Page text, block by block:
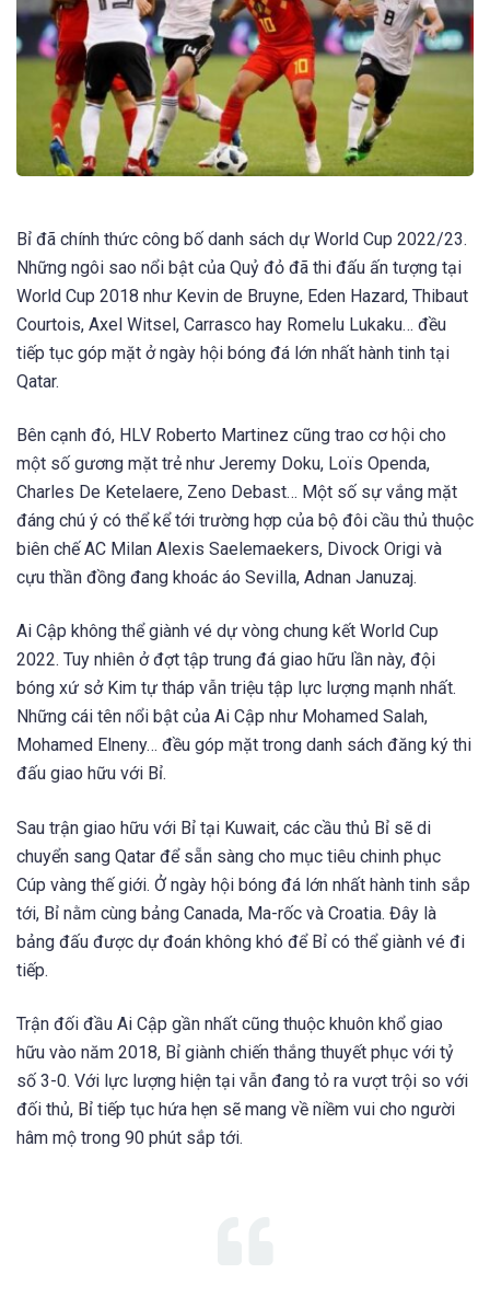
Bỉ đã chính thức công bố danh sách dự World Cup 2022/23.
Những ngôi sao nổi bật của Quỷ đỏ đã thi đấu ấn tượng tại
World Cup 2018 như Kevin de Bruyne, Eden Hazard, Thibaut
Courtois, Axel Witsel, Carrasco hay Romelu Lukaku… đều
tiếp tục góp mặt ở ngày hội bóng đá lớn nhất hành tinh tại
Qatar.
Bên cạnh đó, HLV Roberto Martinez cũng trao cơ hội cho
một số gương mặt trẻ như Jeremy Doku, Loïs Openda,
Charles De Ketelaere, Zeno Debast… Một số sự vắng mặt
đáng chú ý có thể kể tới trường hợp của bộ đôi cầu thủ thuộc
biên chế AC Milan Alexis Saelemaekers, Divock Origi và
cựu thần đồng đang khoác áo Sevilla, Adnan Januzaj.
Ai Cập không thể giành vé dự vòng chung kết World Cup
2022. Tuy nhiên ở đợt tập trung đá giao hữu lần này, đội
bóng xứ sở Kim tự tháp vẫn triệu tập lực lượng mạnh nhất.
Những cái tên nổi bật của Ai Cập như Mohamed Salah,
Mohamed Elneny… đều góp mặt trong danh sách đăng ký thi
đấu giao hữu với Bỉ.
Sau trận giao hữu với Bỉ tại Kuwait, các cầu thủ Bỉ sẽ di
chuyển sang Qatar để sẵn sàng cho mục tiêu chinh phục
Cúp vàng thế giới. Ở ngày hội bóng đá lớn nhất hành tinh sắp
tới, Bỉ nằm cùng bảng Canada, Ma-rốc và Croatia. Đây là
bảng đấu được dự đoán không khó để Bỉ có thể giành vé đi
tiếp.
Trận đối đầu Ai Cập gần nhất cũng thuộc khuôn khổ giao
hữu vào năm 2018, Bỉ giành chiến thắng thuyết phục với tỷ
số 3-0. Với lực lượng hiện tại vẫn đang tỏ ra vượt trội so với
đối thủ, Bỉ tiếp tục hứa hẹn sẽ mang về niềm vui cho người
hâm mộ trong 90 phút sắp tới.